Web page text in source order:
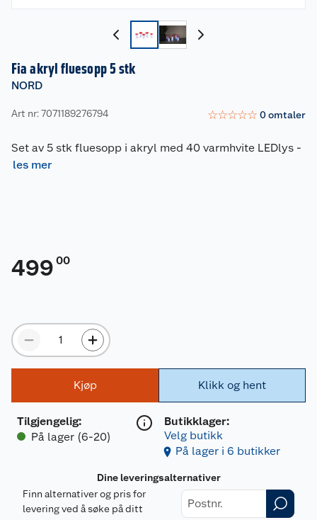
Fia akryl fluesopp 5 stk
NORD
Art nr: 7071189276794 ☆☆☆☆☆ 0omtaler
Set av 5 stk fluesopp i akryl med 40 varmhvite LEDlys -
les mer
499 00
Kjøp
Tilgjengelig:
På lager (6-20)
Klikk og hent
Butikklager:
Velg butikk
På lager i 6 butikker
Dine leveringsalternativer
Finn alternativer og pris for
levering ved å søke på ditt